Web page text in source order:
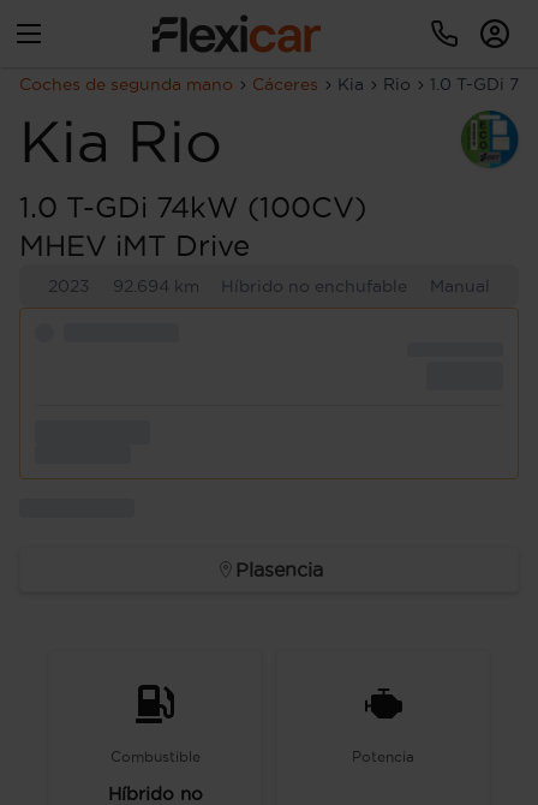
Coches de segunda mano Cáceres Kia Rio 1.0 T-GDi
Kia Rio
1.0 T-GDi 74kW (100CV)
MHEV iMT Drive
2023 92.694 km Híbrido no enchufable Manual
Plasencia
Combustible
Híbrido no
Potencia